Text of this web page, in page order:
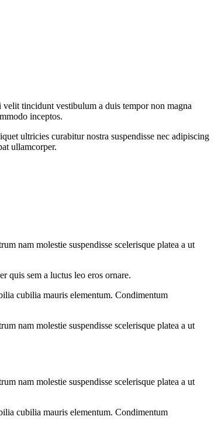
tincidunt vestibulum a duis tempor non magna
inceptos.
ultricies curabitur nostra suspendisse nec adipiscing
ullamcorper.
nam molestie suspendisse scelerisque platea a ut
quis sem a luctus leo eros ornare.
cubilia mauris elementum. Condimentum
nam molestie suspendisse scelerisque platea a ut
nam molestie suspendisse scelerisque platea a ut
cubilia mauris elementum. Condimentum